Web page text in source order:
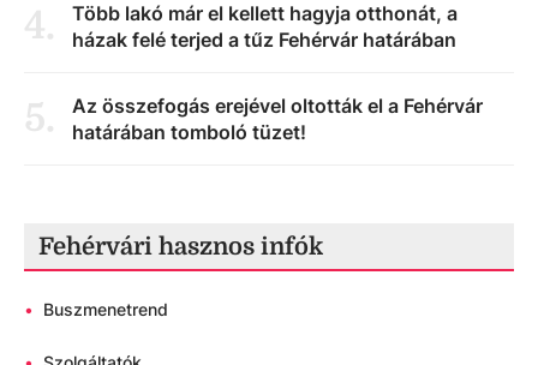
4.
Több lakó már el kellett hagyja otthonát, a
házak felé terjed a tűz Fehérvár határában
5.
Az összefogás erejével oltották el a Fehérvár
határában tomboló tüzet!
Fehérvári hasznos infók
• Buszmenetrend